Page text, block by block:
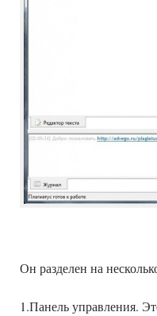
Он разделен на
1.Панель управления.